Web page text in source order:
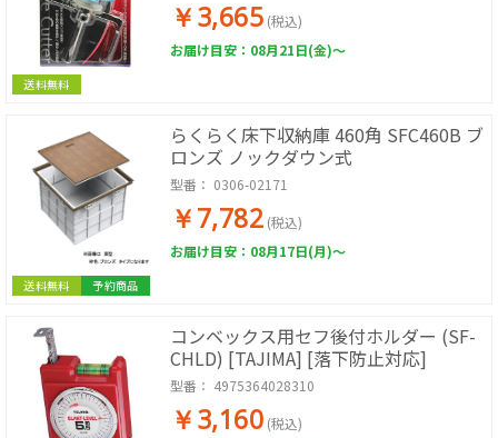
送料無料
￥3,665 (税込)
お届け目安：08月21日(金)～
送料無料 予約商品
らくらく床下収納庫 460角 SFC460B ブ
ロンズ ノックダウン式
型番： 0306-02171
￥7,782 (税込)
お届け目安：08月17日(月)～
コンベックス用セフ後付ホルダー (SF-
CHLD) [TAJIMA] [落下防止対応]
型番： 4975364028310
￥3,160 (税込)